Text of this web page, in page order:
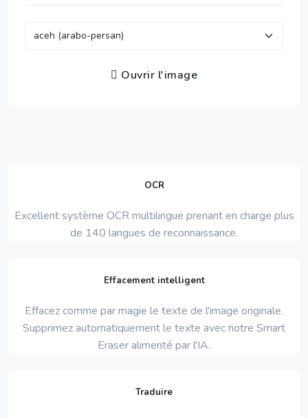
Ouvrir l'image
OCR
Excellent système OCR multilingue prenant en charge plus
de 140 langues de reconnaissance.
Effacement intelligent
Effacez comme par magie le texte de l'image originale.
Supprimez automatiquement le texte avec notre Smart
Eraser alimenté par l'IA.
Traduire